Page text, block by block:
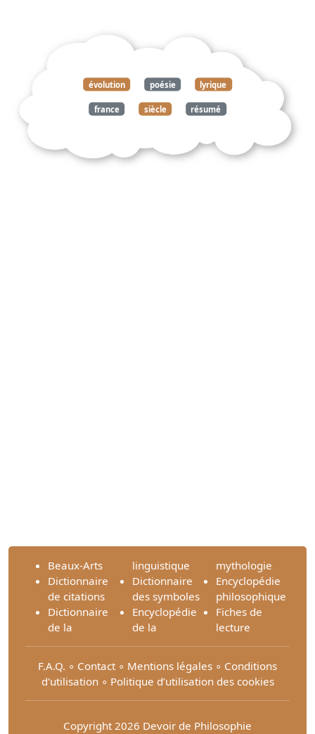
évolution poésie lyrique
france siècle résumé
Beaux-Arts
Dictionnaire
de citations
Dictionnaire
de la
linguistique
Dictionnaire
des symboles
Encyclopédie
de la
mythologie
Encyclopédie
philosophique
Fiches de
lecture
F.A.Q. ∘ Contact ∘ Mentions légales ∘ Conditions
d'utilisation∘ Politique d’utilisation des cookies
Copyright 2026 Devoir de Philosophie